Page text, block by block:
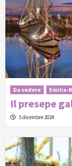
Da vedere Emilia-
Il presepe
5 dicembre 2024